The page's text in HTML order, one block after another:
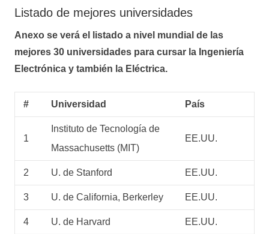
Listado de mejores universidades
Anexo se verá el listado a nivel mundial de las
mejores 30 universidades para cursar la Ingeniería
Electrónica y también la Eléctrica.
# Universidad País
1
Instituto de Tecnología de
Massachusetts (MIT)
EE.UU.
2 U. de Stanford EE.UU.
3 U. de California, Berkerley EE.UU.
4 U. de Harvard EE.UU.